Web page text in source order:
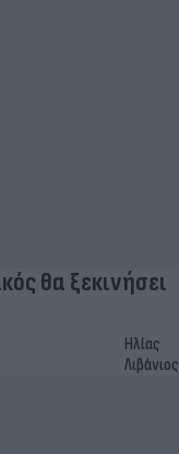
θα ξεκινήσει
Ηλίας
Λιβάνιος